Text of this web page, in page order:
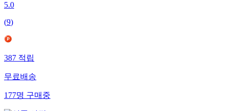
5.0
(9)
387적립
무료배송
177명구매중